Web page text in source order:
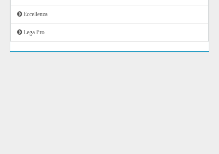
Eccellenza
Lega Pro